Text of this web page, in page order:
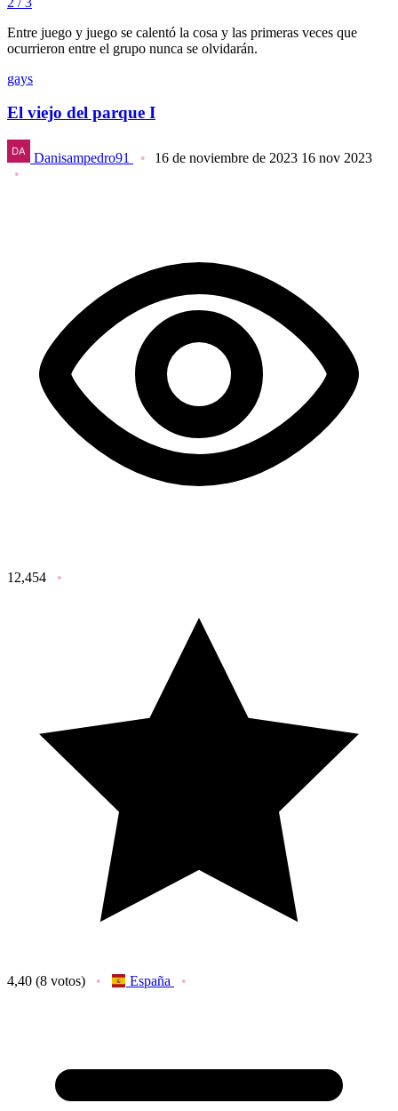
Entre juego y juego se calentó la cosa y las primeras veces que
ocurrieron entre el grupo nunca se olvidarán.
gays
El viejo del parque I
Danisampedro91 16 de noviembre de 2023 16 nov 2023
12,454
4,40 (8 votos) España